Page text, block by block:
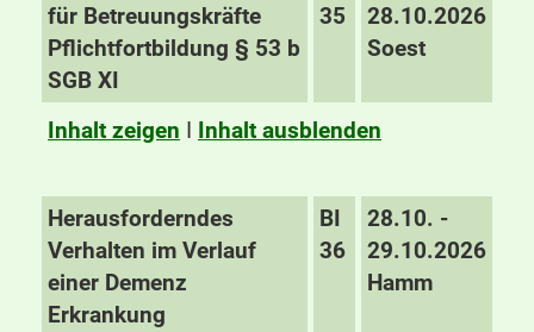
für Betreuungskräfte
Pflichtfortbildung § 53 b
SGB XI
35
28.10.2026
Soest
Inhalt zeigen I Inhalt ausblenden
Herausforderndes
Verhalten im Verlauf
einer Demenz
Erkrankung
BI
36
28.10. -
29.10.2026
Hamm